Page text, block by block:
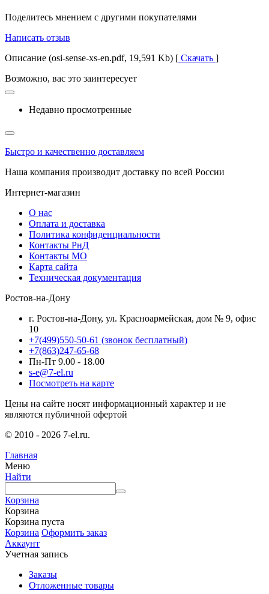
Поделитесь мнением с другими покупателями
Написать отзыв
Описание (osi-sense-xs-en.pdf, 19,591 Kb) [ Скачать ]
Возможно, вас это заинтересует
Недавно просмотренные
Быстро и качественно доставляем
Наша компания производит доставку по всей России
Интернет-магазин
О нас
Оплата и доставка
Политика конфиденциальности
Контакты РнД
Контакты МО
Карта сайта
Техническая документация
Ростов-на-Дону
г. Ростов-на-Дону, ул. Красноармейская, дом № 9, офис
10
+7(499)550-50-61 (звонок бесплатный)
+7(863)247-65-68
Пн-Пт 9.00 - 18.00
s-e@7-el.ru
Посмотреть на карте
Цены на сайте носят информационный характер и не
являются публичной офертой
© 2010 - 2026 7-el.ru.
Главная
Меню
Найти
Корзина
Корзина
Корзина пуста
Корзина Оформить заказ
Аккаунт
Учетная запись
Заказы
Отложенные товары